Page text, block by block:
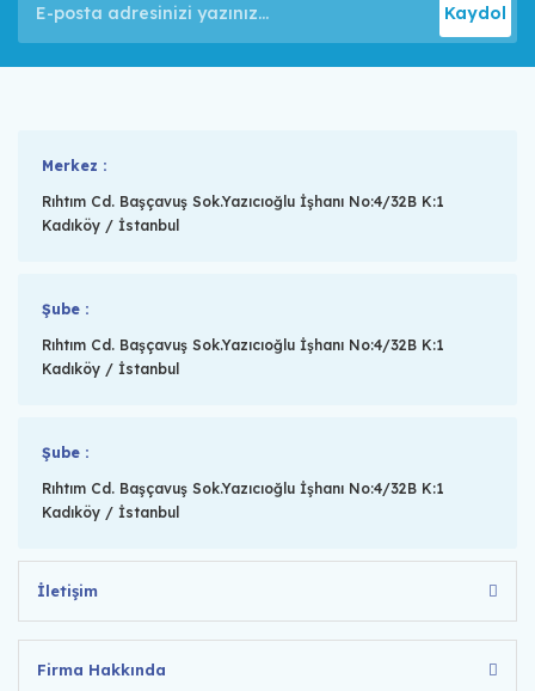
Kaydol
Merkez :
Rıhtım Cd. Başçavuş Sok.Yazıcıoğlu İşhanı No:4/32B K:1
Kadıköy / İstanbul
Şube :
Rıhtım Cd. Başçavuş Sok.Yazıcıoğlu İşhanı No:4/32B K:1
Kadıköy / İstanbul
Şube :
Rıhtım Cd. Başçavuş Sok.Yazıcıoğlu İşhanı No:4/32B K:1
Kadıköy / İstanbul
İletişim
Firma Hakkında